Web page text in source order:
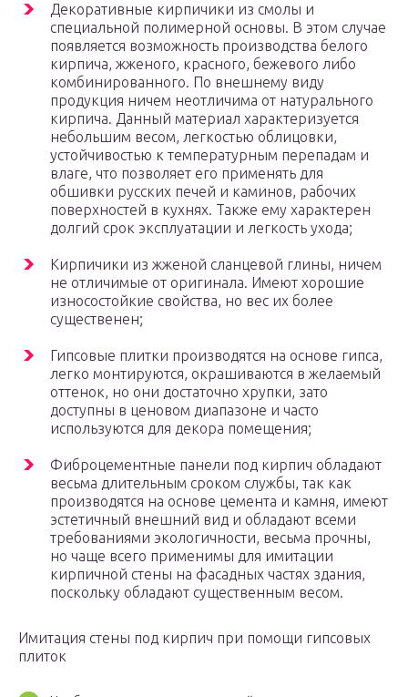
Декоративные кирпичики из смолы и
специальной полимерной основы. В этом случае
появляется возможность производства белого
кирпича, жженого, красного, бежевого либо
комбинированного. По внешнему виду
продукция ничем неотличима от натурального
кирпича. Данный материал характеризуется
небольшим весом, легкостью облицовки,
устойчивостью к температурным перепадам и
влаге, что позволяет его применять для
обшивки русских печей и каминов, рабочих
поверхностей в кухнях. Также ему характерен
долгий срок эксплуатации и легкость ухода;
Кирпичики из жженой сланцевой глины, ничем
не отличимые от оригинала. Имеют хорошие
износостойкие свойства, но вес их более
существенен;
Гипсовые плитки производятся на основе гипса,
легко монтируются, окрашиваются в желаемый
оттенок, но они достаточно хрупки, зато
доступны в ценовом диапазоне и часто
используются для декора помещения;
Фиброцементные панели под кирпич обладают
весьма длительным сроком службы, так как
производятся на основе цемента и камня, имеют
эстетичный внешний вид и обладают всеми
требованиями экологичности, весьма прочны,
но чаще всего применимы для имитации
кирпичной стены на фасадных частях здания,
поскольку обладают существенным весом.
Имитация стены под кирпич при помощи гипсовых
плиток